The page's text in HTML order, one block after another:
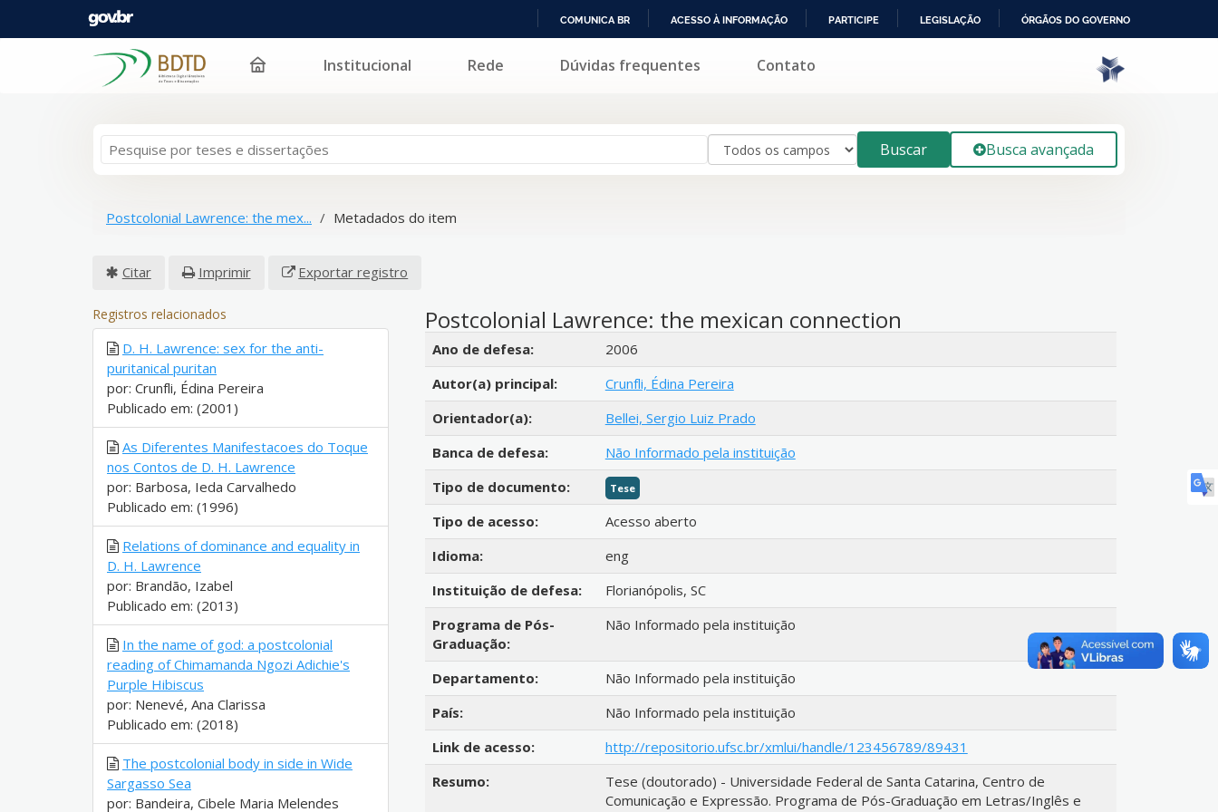
PARA
COMUNICA BR ACESSO À INFORMAÇÃO PARTICIPE LEGISLAÇÃO ÓRGÃOS DO GOVERNO
Pular para o conteúdo Institucional Rede Dúvidas frequentes Contato
Buscar Busca avançada
Postcolonial Lawrence: the mex... Metadados do item
Citar Imprimir Exportar registro
Postcolonial Lawrence: the mexican connection
Detalhes bibliográficos
Ano de defesa:
2006
Autor(a) principal:
Crunfli, Édina Pereira
Orientador(a):
Bellei, Sergio Luiz Prado
Banca de defesa:
Não Informado pela instituição
Tipo de documento:
Tese
Tipo de acesso:
Acesso aberto
Idioma:
eng
Instituição de defesa:
Florianópolis, SC
Programa de Pós-
Graduação:
Não Informado pela instituição
Departamento:
Não Informado pela instituição
País:
Não Informado pela instituição
Link de acesso:
http://repositorio.ufsc.br/xmlui/handle/123456789/89431
Resumo:
Tese (doutorado) - Universidade Federal de Santa Catarina, Centro de
Comunicação e Expressão. Programa de Pós-Graduação em Letras/Inglês e
Registros relacionados
D. H. Lawrence: sex for the anti-
puritanical puritan
por: Crunfli, Édina Pereira
Publicado em: (2001)
As Diferentes Manifestacoes do Toque
nos Contos de D. H. Lawrence
por: Barbosa, Ieda Carvalhedo
Publicado em: (1996)
Relations of dominance and equality in
D. H. Lawrence
por: Brandão, Izabel
Publicado em: (2013)
In the name of god: a postcolonial
reading of Chimamanda Ngozi Adichie's
Purple Hibiscus
por: Nenevé, Ana Clarissa
Publicado em: (2018)
The postcolonial body in side in Wide
Sargasso Sea
por: Bandeira, Cibele Maria Melendes